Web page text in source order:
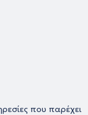
που παρέχει